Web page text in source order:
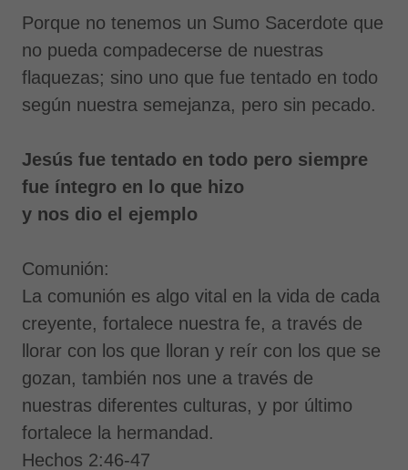
Porque no tenemos un Sumo Sacerdote que
no pueda compadecerse de nuestras
flaquezas; sino uno que fue tentado en todo
según nuestra semejanza, pero sin pecado.
Jesús fue tentado en todo pero siempre
fue íntegro en lo que hizo
y nos dio el ejemplo
Comunión:
La comunión es algo vital en la vida de cada
creyente, fortalece nuestra fe, a través de
llorar con los que lloran y reír con los que se
gozan, también nos une a través de
nuestras diferentes culturas, y por último
fortalece la hermandad.
Hechos 2:46-47